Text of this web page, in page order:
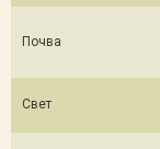
Почва
Свет